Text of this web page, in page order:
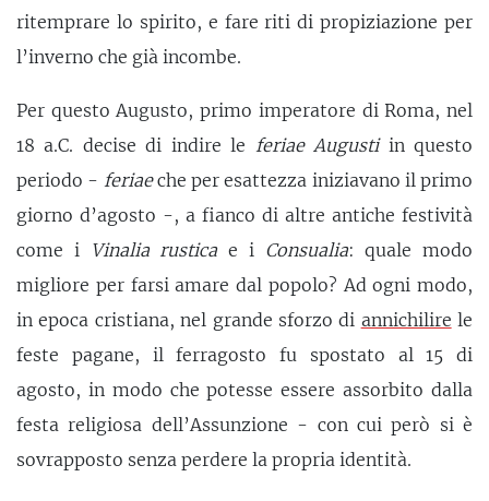
ritemprare lo spirito, e fare riti di propiziazione per
l’inverno che già incombe.
Per questo Augusto, primo imperatore di Roma, nel
18 a.C. decise di indire le feriaeAugustiin questo
periodo - feriaeche per esattezza iniziavano il primo
giorno d’agosto -, a fianco di altre antiche festività
come i Vinalia rusticae i Consualia: quale modo
migliore per farsi amare dal popolo? Ad ogni modo,
in epoca cristiana, nel grande sforzo di annichilire le
feste pagane, il ferragosto fu spostato al 15 di
agosto, in modo che potesse essere assorbito dalla
festa religiosa dell’Assunzione - con cui però si è
sovrapposto senza perdere la propria identità.